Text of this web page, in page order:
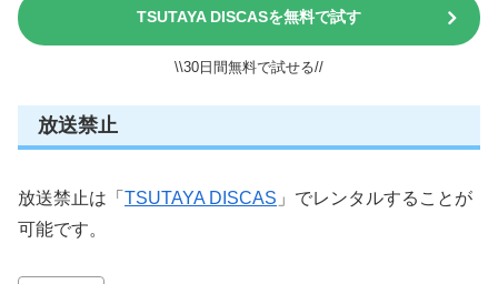
TSUTAYA DISCASを無料で試す
\\30日間無料で試せる//
放送禁止
放送禁止は「 TSUTAYA DISCAS 」でレンタルすることが
可能です。